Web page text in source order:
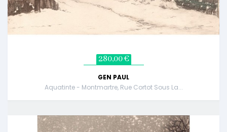
280,00 €
GEN PAUL
Aquatinte - Montmartre, Rue Cortot Sous La...